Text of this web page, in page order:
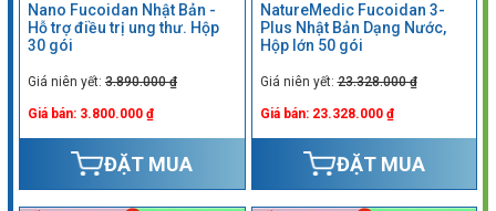
Nano Fucoidan Nhật Bản -
Hỗ trợ điều trị ung thư. Hộp
30 gói
Giá niên yết: 3.890.000 ₫
Giá bán: 3.800.000 ₫
ĐẶT MUA
NatureMedic Fucoidan 3-
Plus Nhật Bản Dạng Nước,
Hộp lớn 50 gói
Giá niên yết:23.328.000 ₫
Giá bán: 23.328.000 ₫
ĐẶT MUA